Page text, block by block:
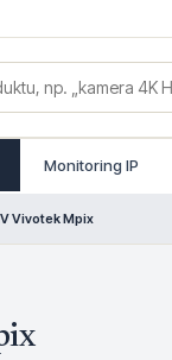
Monitoring IP
Vivotek Mpix